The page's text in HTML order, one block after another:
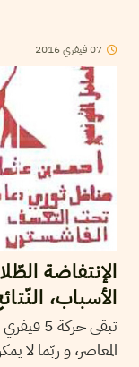
07فيفري2016
الأسباب،
المعاصر، و ربّما لا